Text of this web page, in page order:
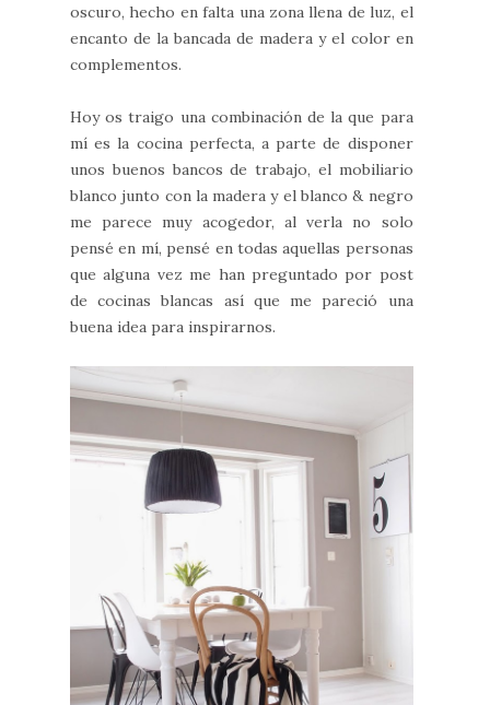
oscuro, hecho en falta una zona llena de luz, el
encanto de la bancada de madera y el color en
complementos.
Hoy os traigo una combinación de la que para
mí es la cocina perfecta, a parte de disponer
unos buenos bancos de trabajo, el mobiliario
blanco junto con la madera y el blanco & negro
me parece muy acogedor, al verla no solo
pensé en mí, pensé en todas aquellas personas
que alguna vez me han preguntado por post
de cocinas blancas así que me pareció una
buena idea para inspirarnos.